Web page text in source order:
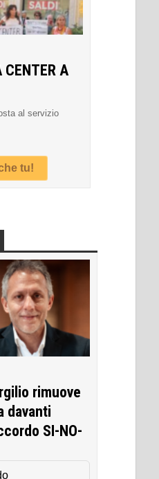
CENTER A
al servizio
tu!
rimuove
davanti
SI-NO-